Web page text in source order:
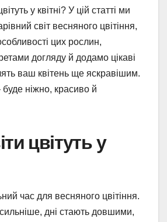
у квітні? У цій статті ми
світ весняного цвітіння,
цих рослин,
догляду й додамо цікаві
ваш квітень ще яскравішим.
ніжно, красиво й
цвітуть у
час для весняного цвітіння.
дні стають довшими,